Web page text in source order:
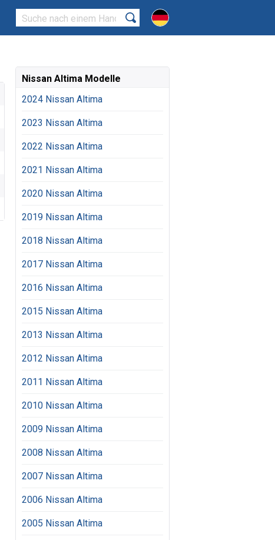
Nissan Altima Modelle
2024 Nissan Altima
2023 Nissan Altima
2022 Nissan Altima
2021 Nissan Altima
2020 Nissan Altima
2019 Nissan Altima
2018 Nissan Altima
2017 Nissan Altima
2016 Nissan Altima
2015 Nissan Altima
2013 Nissan Altima
2012 Nissan Altima
2011 Nissan Altima
2010 Nissan Altima
2009 Nissan Altima
2008 Nissan Altima
2007 Nissan Altima
2006 Nissan Altima
2005 Nissan Altima